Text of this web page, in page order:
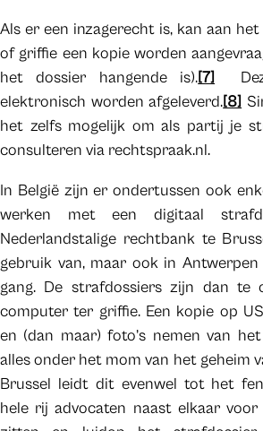
Als er een inzagerecht is, kan aan
of griffie een kopie worden
het dossier hangende is).[7]
elektronisch worden afgeleverd.[8]
het zelfs mogelijk om als partij je
consulteren via rechtspraak.nl.
In België zijn er ondertussen ook
werken met een digitaal
Nederlandstalige rechtbank te
gebruik van, maar ook in
gang. De strafdossiers zijn dan te
computer ter griffie. Een kopie op
en (dan maar) foto’s nemen van
alles onder het mom van het geheim
Brussel leidt dit evenwel tot het
hele rij advocaten naast elkaar